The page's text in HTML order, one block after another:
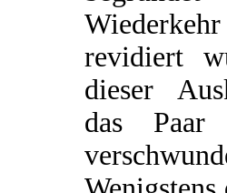
revidiert
dieser
das Paar